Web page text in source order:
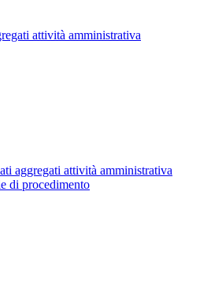
attività amministrativa
aggregati attività amministrativa
di procedimento